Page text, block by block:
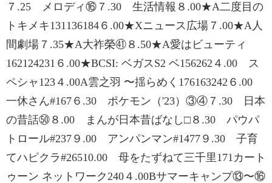
７.25 メロディ⑯７.30 生活情報８.00★A二度目の
トキメキ131136184６.00★Xニュース広場７.00★A人
間劇場７.35★A大祚榮㊶８.50★A愛はビューティ
162124231６.00★BCSI: ベガスS2 ベ156262４.00 ス
ペシャ123４.00A雲之羽 〜揺らめく176163242６.00
一休さん#167６.30 ポケモン（'23）③④７.30 日本
の昔話㊿８.00 まんが日本昔ばなし□８.30 パウパ
トロール#237９.00 アンパンマン#1477９.30 子育
てハピクラ#26510.00 母をたずねて三千里171カート
ゥーン ネットワーク240４.00Bサマーキャンプ⑬〜⑯